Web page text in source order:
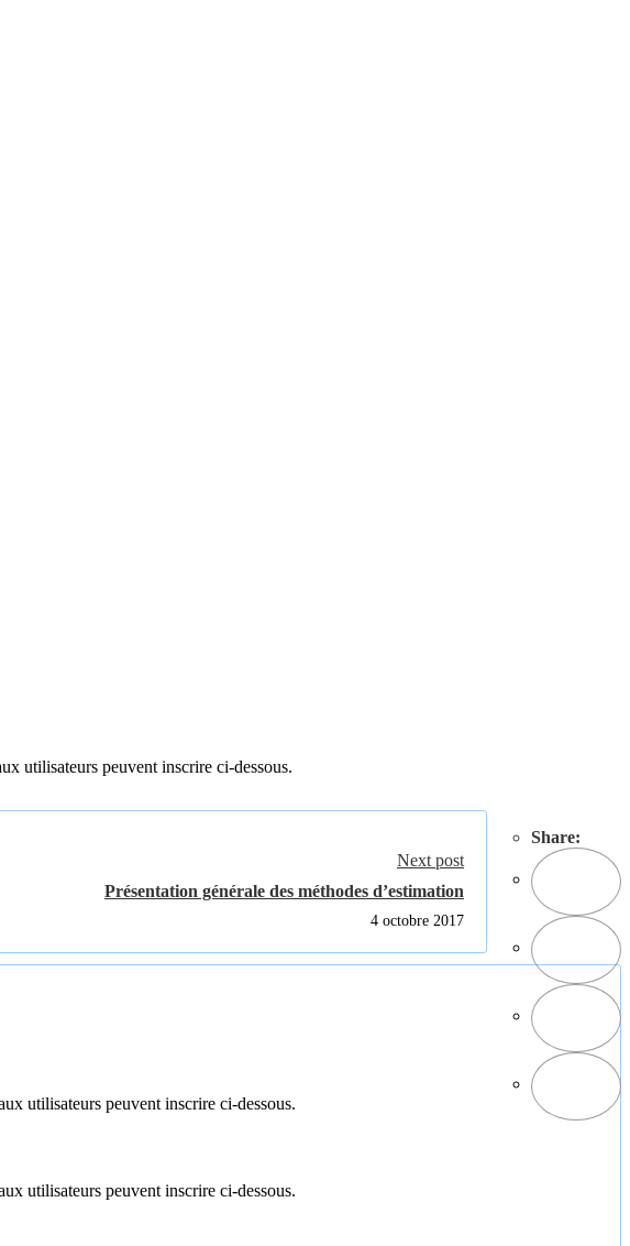
utilisateurs peuvent inscrire ci-dessous.
Share:
Next post
Présentation générale des méthodes d’estimation
4 octobre 2017
utilisateurs peuvent inscrire ci-dessous.
utilisateurs peuvent inscrire ci-dessous.